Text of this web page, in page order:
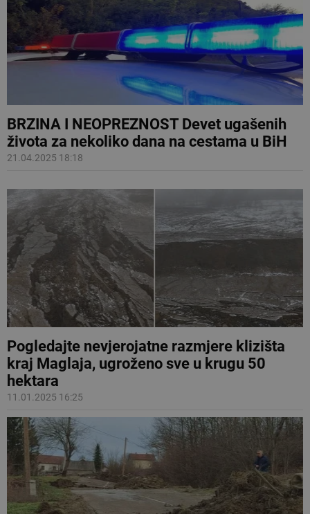
BRZINA I NEOPREZNOST Devet ugašenih
života za nekoliko dana na cestama u BiH
21.04.2025 18:18
Pogledajte nevjerojatne razmjere klizišta
kraj Maglaja, ugroženo sve u krugu 50
hektara
11.01.2025 16:25